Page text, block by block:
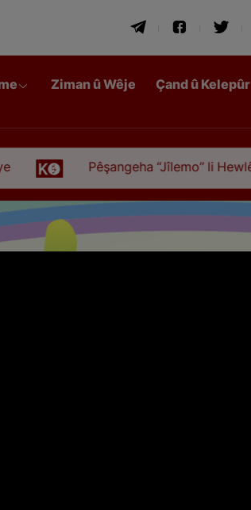
Ziman û Wêje Çand û Kelepûr
Pêşangeha “Jîlemo” li Hewlêrê